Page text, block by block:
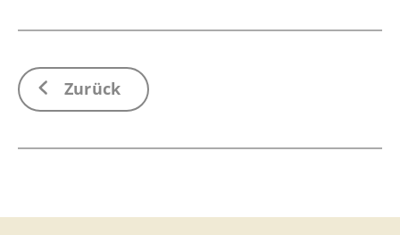
Zurück